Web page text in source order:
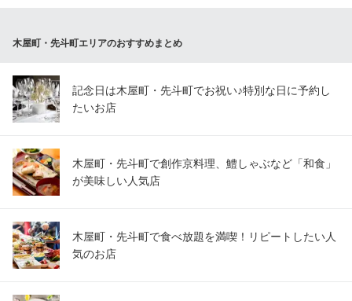
木屋町・先斗町エリアのおすすめまとめ
記念日は木屋町・先斗町でお祝い♪特別な日に予約し
たいお店
木屋町・先斗町で創作京料理、鱧しゃぶなど「和食」
が美味しい人気店
木屋町・先斗町で食べ放題を満喫！リピートしたい人
気のお店